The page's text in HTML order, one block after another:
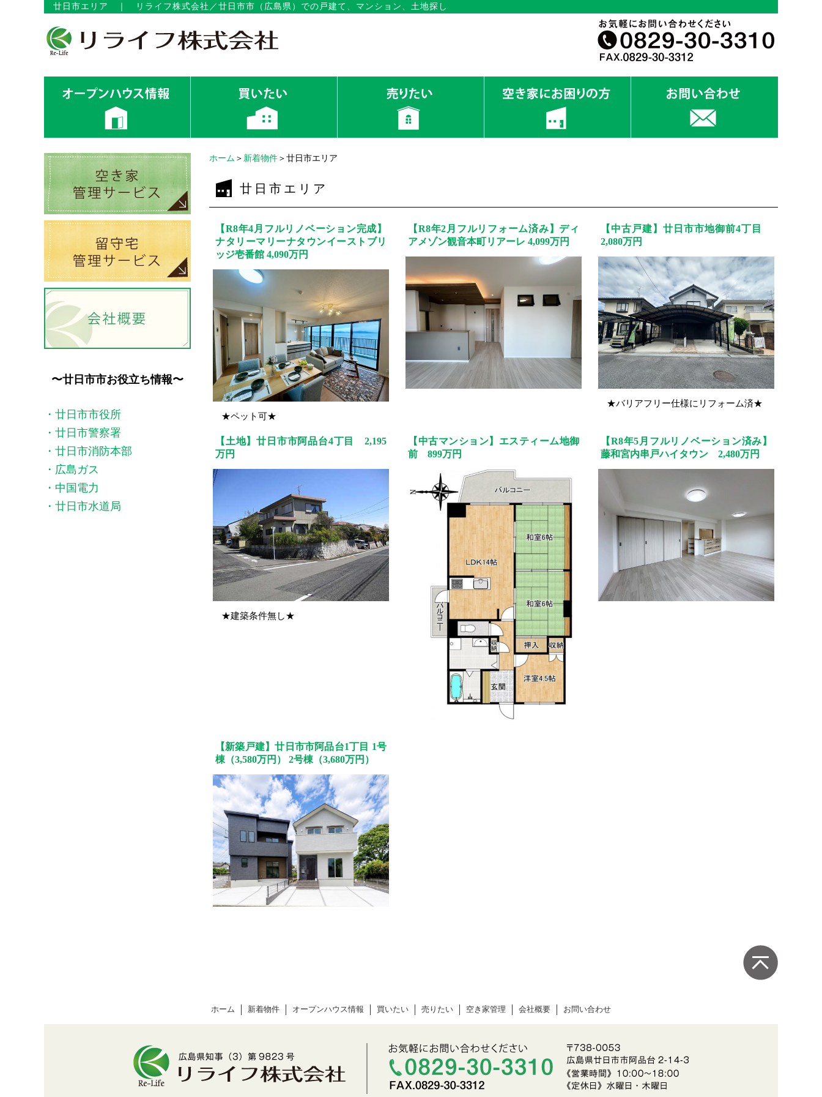
廿日市エリア リライフ株式会社／廿日市市（広島県）での戸建て、マンション、土地探し
ホーム ＞ 新着物件 ＞廿日市エリア
廿日市エリア
【R8年4月フルリノベーション完成】
ナタリーマリーナタウンイーストブリ
ッジ壱番館 4,090万円
★ペット可★
【R8年2月フルリフォーム済み】ディ
アメゾン観音本町リアーレ 4,099万円
【中古戸建】廿日市市地御前4丁目
2,080万円
★バリアフリー仕様にリフォーム済★
【土地】廿日市市阿品台4丁目 2,195
万円
★建築条件無し★
【中古マンション】エスティーム地御
前 899万円
【R8年5月フルリノベーション済み】
藤和宮内串戸ハイタウン 2,480万円
【新築戸建】廿日市市阿品台1丁目 1号
棟（3,580万円） 2号棟（3,680万円）
〜廿日市市お役立ち情報〜
・廿日市市役所
・廿日市警察署
・廿日市消防本部
・広島ガス
・中国電力
・廿日市水道局
ホーム 新着物件 オープンハウス情報 買いたい 売りたい 空き家管理 会社概要 お問い合わせ